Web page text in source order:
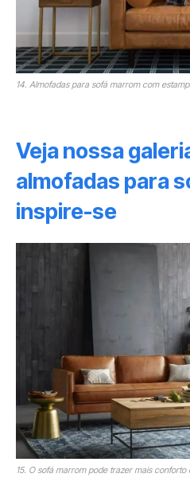
14. Almofadas para sofá marrom com
Veja nossa
almofadas para
inspire-se
15. O sofá marrom pode trazer mais